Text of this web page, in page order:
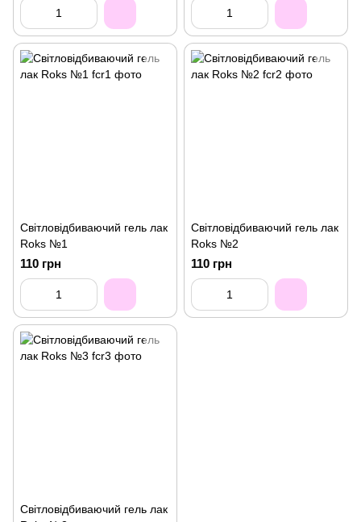
Світловідбиваючий гель лак
Roks №1
110 грн
Світловідбиваючий гель лак
Roks №2
110 грн
Світловідбиваючий гель лак